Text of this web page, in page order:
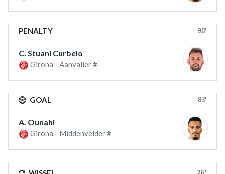
PENALTY 90'
C. Stuani Curbelo
Girona - Aanvaller #
GOAL 83'
A. Ounahi
Girona - Middenvelder #